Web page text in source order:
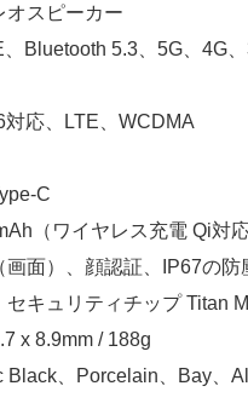
オスピーカー
Bluetooth 5.3、5G、4G、
応、LTE、WCDMA
C
（ワイヤレス充電 Qi対応
面）、顔認証、IP67の防
キュリティチップ Titan
x 8.9mm / 188g
Black、Porcelain、Bay、